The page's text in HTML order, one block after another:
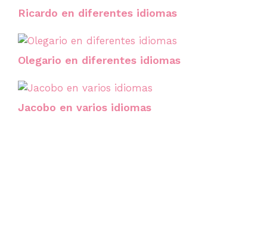
Ricardo en diferentes idiomas
Olegario en diferentes idiomas
Jacobo en varios idiomas